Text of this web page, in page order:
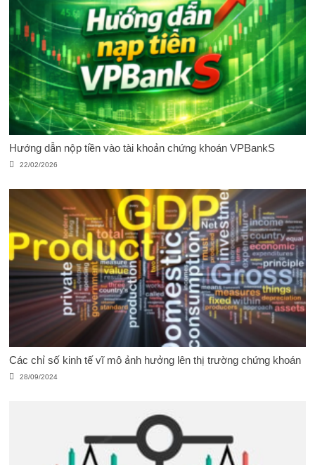
Hướng dẫn nộp tiền vào tài khoản chứng khoán VPBankS
22/02/2026
Các chỉ số kinh tế vĩ mô ảnh hưởng lên thị trường chứng khoán
28/09/2024